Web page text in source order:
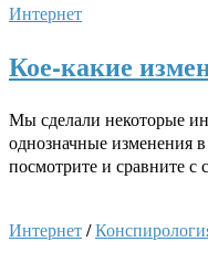
Интернет
Кое-какие
Мы сделали некоторые
однозначные изменения
посмотрите и сравните с
Интернет/